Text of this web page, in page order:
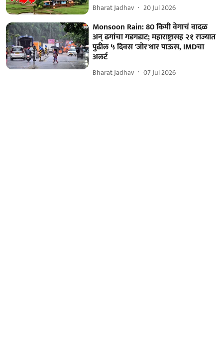
Bharat Jadhav 20 Jul 2026
Monsoon Rain: 80 किमी वेगाचं वादळ
अन् ढगांचा गडगडाट; महाराष्ट्रासह २१ राज्यात
पुढील ५ दिवस 'जोर'धार पाऊस, IMDचा
अलर्ट
Bharat Jadhav 07 Jul 2026